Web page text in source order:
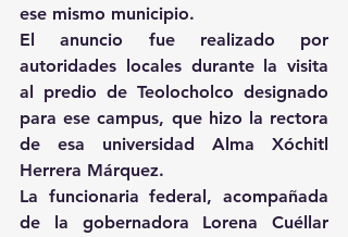
ese mismo municipio.
El anuncio fue realizado por
autoridades locales durante la visita
al predio de Teolocholco designado
para ese campus, que hizo la rectora
de esa universidad Alma Xóchitl
Herrera Márquez.
La funcionaria federal, acompañada
de la gobernadora Lorena Cuéllar